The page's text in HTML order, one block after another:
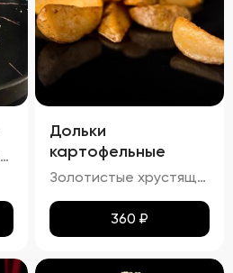
Хрустящие чесночные гренки – это идеальное сочетание золотистой корочки и нежного аромата чеснока. Каждый кусочек пропитан легким масляным налетом, который подчеркивает насыщенный вкус обжаренного хлеба. Сливочный соус добавляет блюду особую мягкость и кремовую текстуру, а пряности создают изысканное послевкусие. Эти гренки станут отличным дополнением к любому блюду!
Дольки
картофельные
Золотистые хрустящие дольки картофеля с легким налетом масла и кетчупа. Аромат жареного картофеля сочетается с приятными нотками сладковатого кетчупа. Вкус сбалансированный, сладко-соленый, с ярким оттенком жареного картофеля и легким привкусом кетчупа. Текстура плотная, с аппетитной хрустящей корочкой.
360 ₽